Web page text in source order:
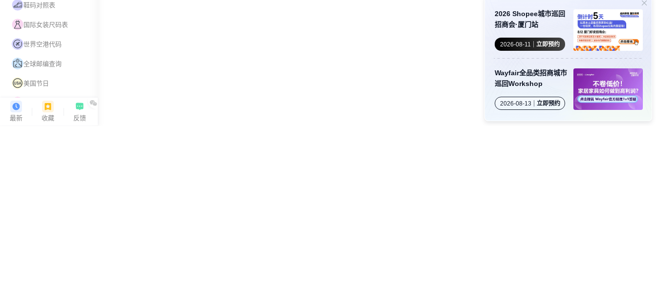
2026 Shopee城市巡回
招商会·厦门站
2026-08-11 立即预约
Wayfair全品类招商城市
巡回Workshop
2026-08-13 立即预约
鞋码对照表
国际女装尺码表
世界空港代码
全球邮编查询
美国节日
日本节日
美国商标分类
最新 收藏 反馈